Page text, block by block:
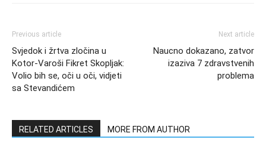
Previous article
Svjedok i žrtva zločina u
Kotor-Varoši Fikret Skopljak:
Volio bih se, oči u oči, vidjeti
sa Stevandićem
Next article
Naucno dokazano, zatvor
izaziva 7 zdravstvenih
problema
RELATED ARTICLES MORE FROM AUTHOR